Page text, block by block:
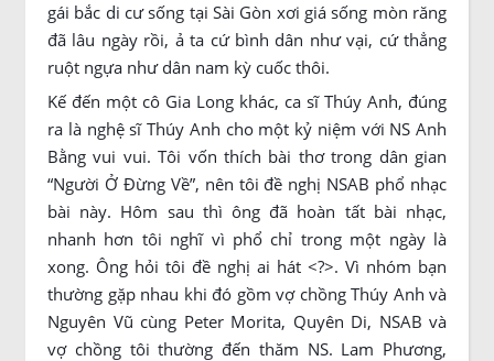
gái bắc di cư sống tại Sài Gòn xơi giá sống mòn răng
đã lâu ngày rồi, ả ta cứ bình dân như vại, cứ thẳng
ruột ngựa như dân nam kỳ cuốc thôi.
Kế đến một cô Gia Long khác, ca sĩ Thúy Anh, đúng
ra là nghệ sĩ Thúy Anh cho một kỷ niệm với NS Anh
Bằng vui vui. Tôi vốn thích bài thơ trong dân gian
“Người Ở Đừng Về”, nên tôi đề nghị NSAB phổ nhạc
bài này. Hôm sau thì ông đã hoàn tất bài nhạc,
nhanh hơn tôi nghĩ vì phổ chỉ trong một ngày là
xong. Ông hỏi tôi đề nghị ai hát <?>. Vì nhóm bạn
thường gặp nhau khi đó gồm vợ chồng Thúy Anh và
Nguyên Vũ cùng Peter Morita, Quyên Di, NSAB và
vợ chồng tôi thường đến thăm NS. Lam Phương,